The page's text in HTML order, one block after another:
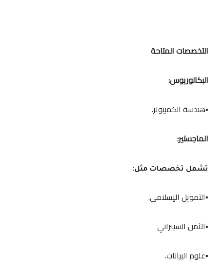
التخصصات المتاحة
البكالوريوس:
▪️هندسة الكمبيوتر.
الماجستير:
تشمل تخصصات مثل:
▪️التمويل الإسلامي.
▪️الأمن السيبراني
▪️علوم البيانات.